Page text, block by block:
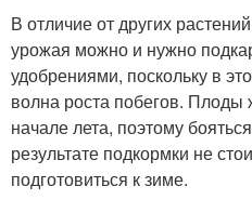
В отличие от других
урожая можно и нужно
удобрениями, поскольку в
волна роста побегов.
начале лета, поэтому
результате подкормки не
подготовиться к зиме.